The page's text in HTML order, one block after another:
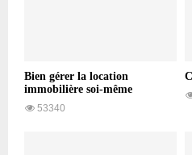
Bien gérer la location
immobilière soi-même
53340